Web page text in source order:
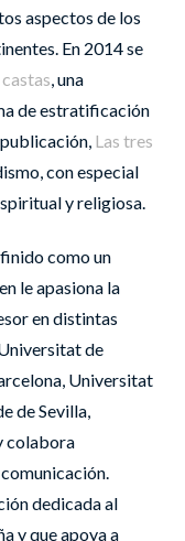
aspectos de los
En 2014 se
, una
de estratificación
Las tres
con especial
y religiosa.
como un
le apasiona la
en distintas
de
Universitat
de Sevilla,
colabora
dedicada al
y que apoya a